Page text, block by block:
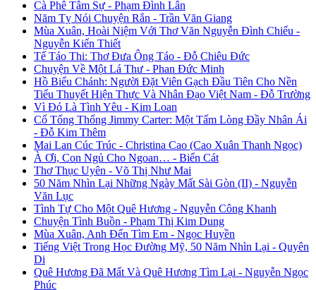
Cà Phê Tâm Sự - Phạm Đình Lân
Năm Tỵ Nói Chuyện Rắn - Trần Văn Giang
Mùa Xuân, Hoài Niệm Với Thơ Văn Nguyễn Đình Chiểu -
Nguyễn Kiến Thiết
Tế Táo Thi: Thơ Đưa Ông Táo - Đỗ Chiêu Đức
Chuyện Về Một Lá Thư - Phan Đức Minh
Hồ Biểu Chánh: Người Đặt Viên Gạch Đầu Tiên Cho Nền
Tiểu Thuyết Hiện Thực Và Nhân Đạo Việt Nam - Đỗ Trường
Vì Đó Là Tình Yêu - Kim Loan
Cố Tổng Thống Jimmy Carter: Một Tấm Lòng Đầy Nhân Ái
- Đỗ Kim Thêm
Mai Lan Cúc Trúc - Christina Cao (Cao Xuân Thanh Ngọc)
À Ơi, Con Ngủ Cho Ngoan… - Biển Cát
Thơ Thục Uyên - Võ Thị Như Mai
50 Năm Nhìn Lại Những Ngày Mất Sài Gòn (II) - Nguyễn
Văn Lục
Tình Tự Cho Một Quê Hương - Nguyễn Công Khanh
Chuyện Tình Buồn - Phạm Thị Kim Dung
Mùa Xuân, Anh Đến Tìm Em - Ngọc Huyền
Tiếng Việt Trong Học Đường Mỹ, 50 Năm Nhìn Lại - Quyên
Di
Quê Hương Đã Mất Và Quê Hương Tìm Lại - Nguyễn Ngọc
Phúc